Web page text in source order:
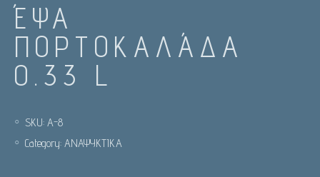
ΈΨΑ
ΠΟΡΤΟΚΑΛΆΔΑ
0.33 L
SKU: Α-8
Category: ΑΝΑΨΥΚΤΙΚΑ